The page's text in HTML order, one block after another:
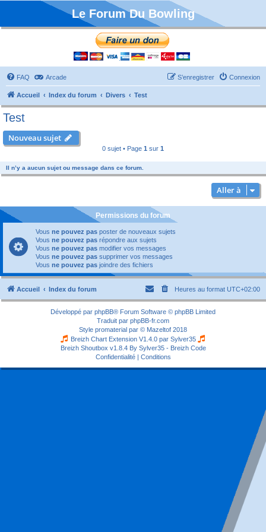
Le Forum Du Bowling
FAQ Arcade Connexion
S’enregistrer
Accueil Index du forum Divers Test
Test
Nouveau sujet
0 sujet • Page 1 sur 1
Il n’y a aucun sujet ou message dans ce forum.
Aller à
Permissions du forum
Vous ne pouvez pas poster de nouveaux sujets
Vous ne pouvez pas répondre aux sujets
Vous ne pouvez pas modifier vos messages
Vous ne pouvez pas supprimer vos messages
Vous ne pouvez pas joindre des fichiers
Accueil Index du forum Heures au format UTC+02:00
Développé par phpBB® Forum Software © phpBB Limited
Traduit par phpBB-fr.com
Style promaterial par © Mazeltof 2018
Breizh Chart Extension V1.4.0 par Sylver35
Breizh Shoutbox v1.8.4 By Sylver35 - Breizh Code
Confidentialité| Conditions